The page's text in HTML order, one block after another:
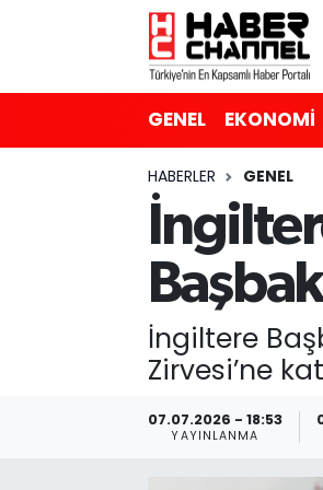
GENEL EKONOMİ
HABERLER GENEL
İngiltere
Zirvesi’ne
07.07.2026 - 18:53
YAYINLANMA
MAGAZİN
Nöbetçi Eczaneler
Trafik Durumu
Süper Lig Puan Durumu
Tüm Manşetler
Son Dakika Haberleri
Haber Arşivi